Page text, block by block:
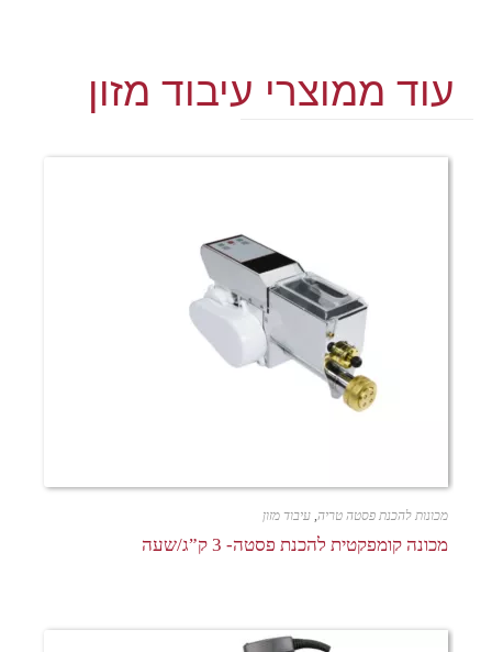
עוד ממוצרי עיבוד מזון
מכונות להכנת פסטה טריה, עיבוד מזון
מכונה קומפקטית להכנת פסטה- 3 ק”ג/שעה